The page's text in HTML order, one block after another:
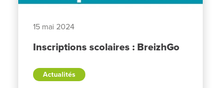
15 mai 2024
Inscriptions scolaires : BreizhGo
Actualités